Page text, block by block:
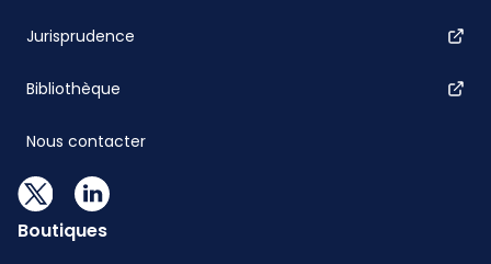
Jurisprudence
Bibliothèque
Nous contacter
Boutiques